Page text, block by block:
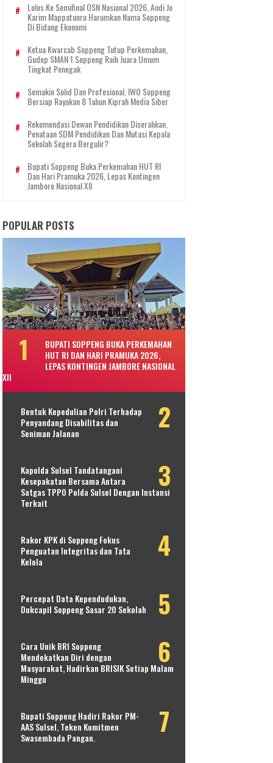
Lolos Ke Semifinal OSN Nasional 2026, Andi Jo
Karim Mappatunru Harumkan Nama Soppeng
Di Bidang Ekonomi
Ketua Kwarcab Soppeng Tutup Perkemahan,
Gudep SMAN 1 Soppeng Raih Juara Umum
Tingkat Penegak
Semakin Solid Dan Profesional, IWO Soppeng
Bersiap Rayakan 8 Tahun Kiprah Media Siber
Rekomendasi Dewan Pendidikan Diserahkan,
Penataan SDM Pendidikan Dan Mutasi Kepala
Sekolah Segera Bergulir?
Bupati Soppeng Buka Perkemahan HUT RI
Dan Hari Pramuka 2026, Lepas Kontingen
Jambore Nasional XII
POPULAR POSTS
BUPATI SOPPENG BUKA PERKEMAHAN
HUT RI DAN HARI PRAMUKA 2026,
LEPAS KONTINGEN JAMBORE NASIONAL
XII
Bentuk Kepedulian Polri Terhadap
Penyandang Disabilitas dan
Seniman Jalanan
Kapolda Sulsel Tandatangani
Kesepakatan Bersama Antara
Satgas TPPO Polda Sulsel Dengan Instansi
Terkait
Rakor KPK di Soppeng Fokus
Penguatan Integritas dan Tata
Kelola
Percepat Data Kependudukan,
Dukcapil Soppeng Sasar 20 Sekolah
Cara Unik BRI Soppeng
Mendekatkan Diri dengan
Masyarakat, Hadirkan BRISIK Setiap Malam
Minggu
Bupati Soppeng Hadiri Rakor PM-
AAS Sulsel, Teken Komitmen
Swasembada Pangan.